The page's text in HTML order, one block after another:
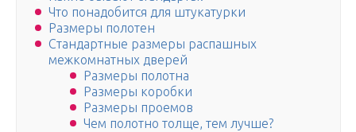
Что понадобится для штукатурки
Размеры полотен
Стандартные размеры распашных
межкомнатных дверей
Размеры полотна
Размеры коробки
Размеры проемов
Чем полотно толще, тем лучше?